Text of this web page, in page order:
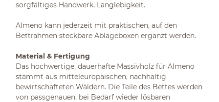
sorgfältiges Handwerk, Langlebigkeit.
Almeno kann jederzeit mit praktischen, auf den
Bettrahmen steckbare Ablageboxen ergänzt werden.
Material & Fertigung
Das hochwertige, dauerhafte Massivholz für Almeno
stammt aus mitteleuropäischen, nachhaltig
bewirtschafteten Wäldern. Die Teile des Bettes werden
von passgenauen, bei Bedarf wieder lösbaren